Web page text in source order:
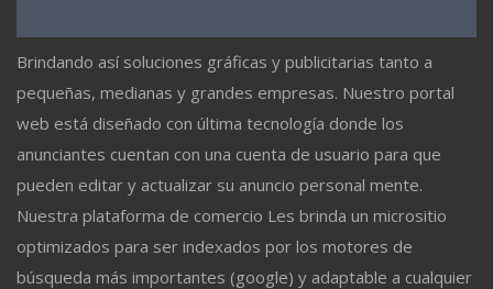
Brindando así soluciones gráficas y publicitarias tanto a
pequeñas, medianas y grandes empresas. Nuestro portal
web está diseñado con última tecnología donde los
anunciantes cuentan con una cuenta de usuario para que
pueden editar y actualizar su anuncio personal mente.
Nuestra plataforma de comercio Les brinda un micrositio
optimizados para ser indexados por los motores de
búsqueda más importantes (google) y adaptable a cualquier